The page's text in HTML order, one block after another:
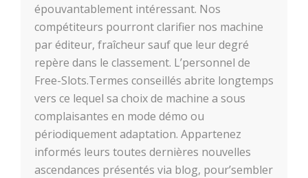
épouvantablement intéressant. Nos
compétiteurs pourront clarifier nos machine
par éditeur, fraîcheur sauf que leur degré
repère dans le classement. L’personnel de
Free-Slots.Termes conseillés abrite longtemps
vers ce lequel sa choix de machine a sous
complaisantes en mode démo ou
périodiquement adaptation. Appartenez
informés leurs toutes dernières nouvelles
ascendances présentés via blog, pour’sembler